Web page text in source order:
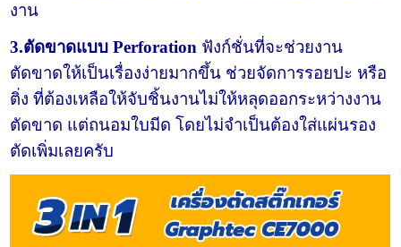
งาน
3.ตัดขาดแบบ Perforation ฟังก์ชั่นที่จะช่วยงาน
ตัดขาดให้เป็นเรื่องง่ายมากขึ้น ช่วยจัดการรอยปะ หรือ
ติ่ง ที่ต้องเหลือให้จับชิ้นงานไม่ให้หลุดออกระหว่างงาน
ตัดขาด แต่ถนอมใบมีด โดยไม่จำเป็นต้องใส่แผ่นรอง
ตัดเพิ่มเลยครับ